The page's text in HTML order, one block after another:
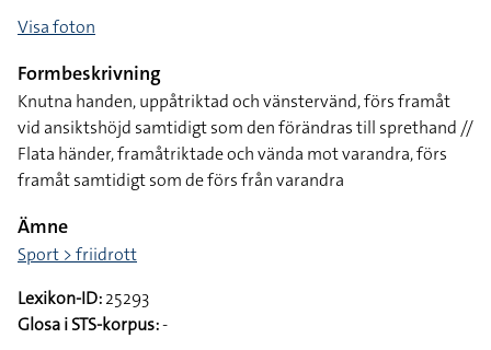
Visa foton
Formbeskrivning
Knutna handen, uppåtriktad och vänstervänd, förs framåt
vid ansiktshöjd samtidigt som den förändras till sprethand //
Flata händer, framåtriktade och vända mot varandra, förs
framåt samtidigt som de förs från varandra
Ämne
Sport > friidrott
Lexikon-ID:25293
Glosa i STS-korpus:-